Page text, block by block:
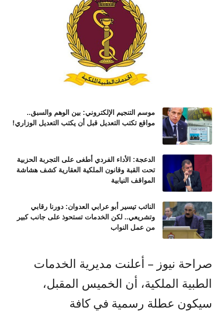
موسم التنجيم الإلكتروني: بين الوهم والسبق..
مواقع تكتب التعديل قبل أن يكتب التعديل الوزاري!
الدعجة: الأداء الفردي أطغى على التجربة الحزبية
تحت القبة وقانون الملكية العقارية كشف هشاشة
المواقف النيابية
النائب تيسير أبو عرابي العدوان: دورنا رقابي
وتشريعي.. لكن الخدمات تستحوذ على جانب كبير
من عمل النواب
صراحة نيوز – أعلنت مديرية الخدمات
الطبية الملكية، أن الخميس المقبل،
سيكون عطلة رسمية في كافة